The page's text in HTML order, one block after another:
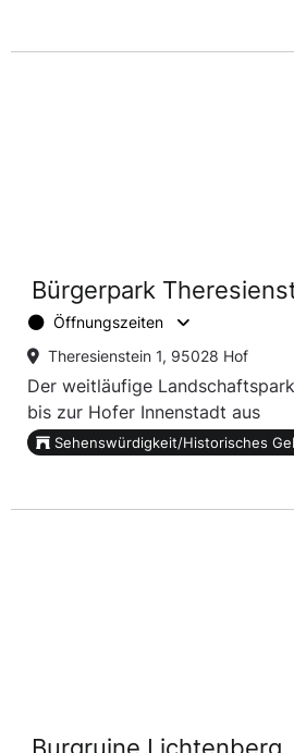
Bürgerpark
Öffnungszeiten
Theresienstein 1, 95028 Hof
Der weitläufige
bis zur Hofer Innenstadt aus
Sehenswürdigkeit/Historisches